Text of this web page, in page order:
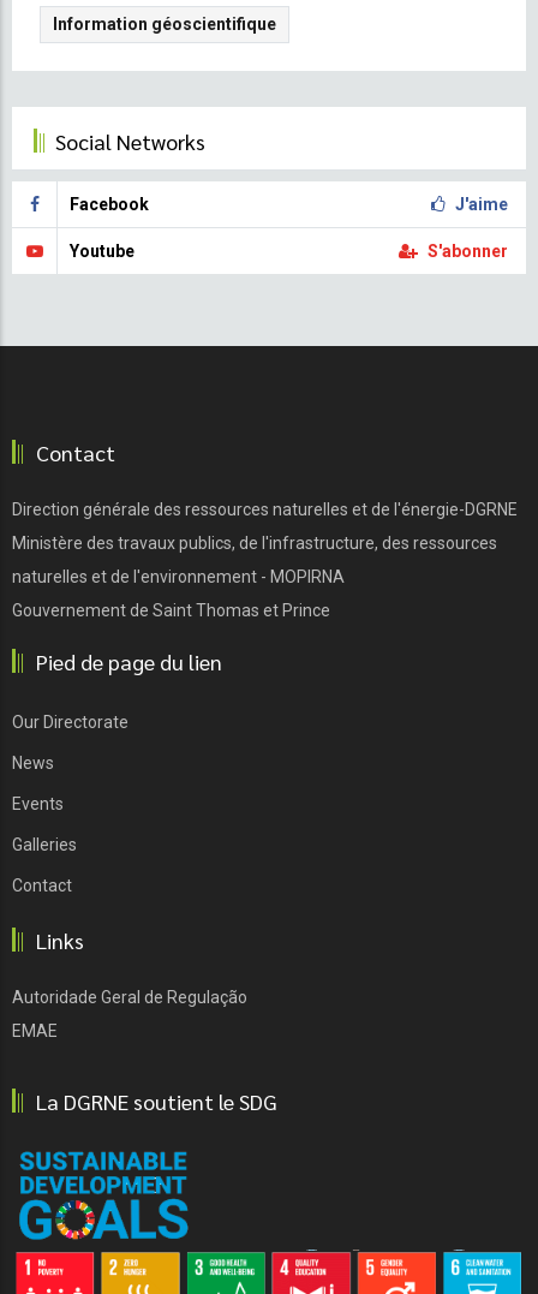
Information géoscientifique
Social Networks
Facebook J'aime
Youtube S'abonner
Contact
Direction générale des ressources naturelles et de l'énergie-DGRNE
Ministère des travaux publics, de l'infrastructure, des ressources
naturelles et de l'environnement - MOPIRNA
Gouvernement de Saint Thomas et Prince
Pied de page du lien
Our Directorate
News
Events
Galleries
Contact
Links
Autoridade Geral de Regulação
EMAE
La DGRNE soutient le SDG